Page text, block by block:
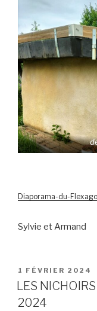
Diaporama-du-
Sylvie et Armand
PUBLIÉ
LE
1 FÉVRIER 2024
LES
2024